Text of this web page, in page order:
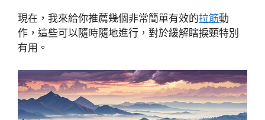
現在，我來給你推薦幾個非常簡單有效的拉筋動
作，這些可以隨時隨地進行，對於緩解瞎捩頸特別
有用。